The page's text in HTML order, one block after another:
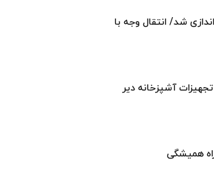
شد/ انتقال وجه با
آشپزخانه دیر
همیشگی